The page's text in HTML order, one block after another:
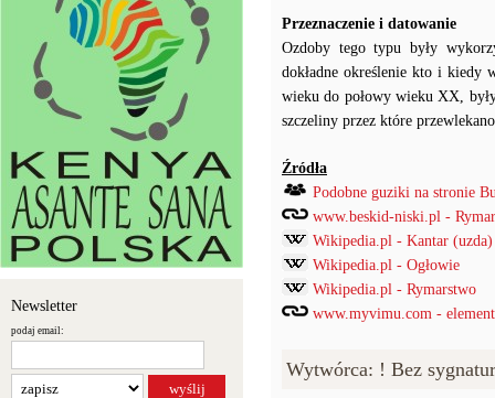
Newsletter
podaj email:
Przeznaczenie i datowanie
Ozdoby tego typu były
dokładne określenie kto i kiedy
wieku do połowy wieku XX,
szczeliny przez które
Źródła
Podobne guziki na stronie
www.beskid-niski.pl -
Wikipedia.pl - Kantar (uzda)
Wikipedia.pl - Ogłowie
Wikipedia.pl - Rymarstwo
www.myvimu.com -
Wytwórca: ! Bez